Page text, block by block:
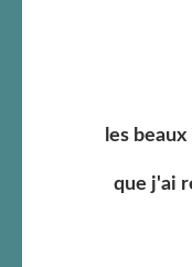
les
que j'ai